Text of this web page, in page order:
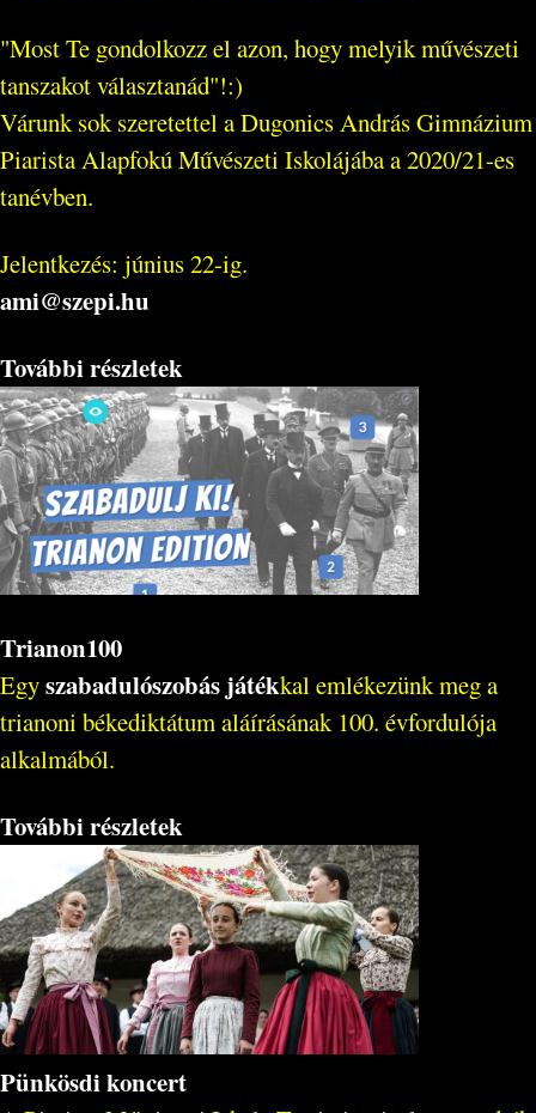
"Most Te gondolkozz el azon, hogy melyik művészeti
tanszakot választanád"!:)
Várunk sok szeretettel a Dugonics András Gimnázium
Piarista Alapfokú Művészeti Iskolájába a 2020/21-es
tanévben.
Jelentkezés: június 22-ig.
ami@szepi.hu
További részletek
Trianon100
Egyszabadulószobás játékkal emlékezünk meg a
trianoni békediktátum aláírásának 100. évfordulója
alkalmából.
További részletek
Pünkösdi koncert